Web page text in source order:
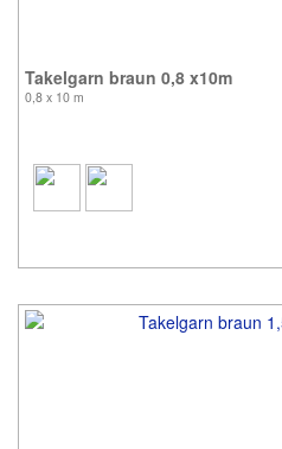
Takelgarn braun 0,8 x10m
0,8 x 10 m